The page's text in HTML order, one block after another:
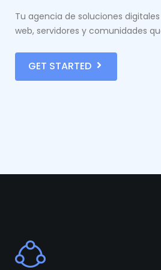
Tu agencia de soluciones
web, servidores y comunidades
GET STARTED